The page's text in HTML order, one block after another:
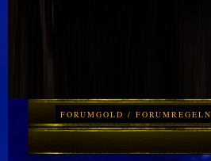
FORUMGOLD / FORUMREGELN